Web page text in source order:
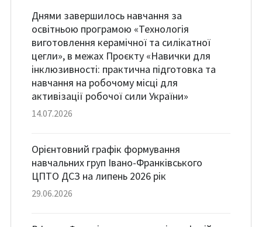
Днями завершилось навчання за
освітньою програмою «Технологія
виготовлення керамічної та силікатної
цегли», в межах Проєкту «Навички для
інклюзивності: практична підготовка та
навчання на робочому місці для
активізації робочої сили України»
14.07.2026
Орієнтовний графік формування
навчальних груп Івано-Франківського
ЦПТО ДСЗ на липень 2026 рік
29.06.2026